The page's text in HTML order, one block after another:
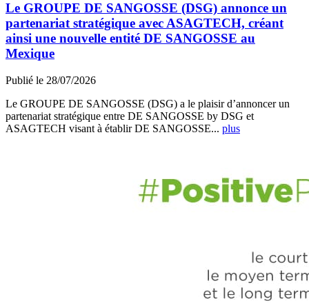
Le GROUPE DE SANGOSSE (DSG) annonce un
partenariat stratégique avec ASAGTECH, créant
ainsi une nouvelle entité DE SANGOSSE au
Mexique
Publié le 28/07/2026
Le GROUPE DE SANGOSSE (DSG) a le plaisir d’annoncer un
partenariat stratégique entre DE SANGOSSE by DSG et
ASAGTECH visant à établir DE SANGOSSE... plus